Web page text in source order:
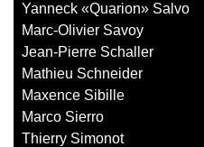
Yanneck «Quarion» Salvo
Marc-Olivier Savoy
Jean-Pierre Schaller
Mathieu Schneider
Maxence Sibille
Marco Sierro
Thierry Simonot